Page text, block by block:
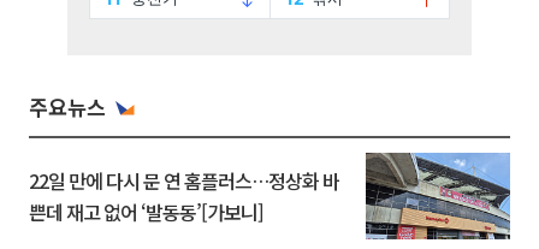
주요뉴스
22일 만에 다시 문 연 홈플러스…정상화 바
쁜데 재고 없어 ‘발동동’[가보니]